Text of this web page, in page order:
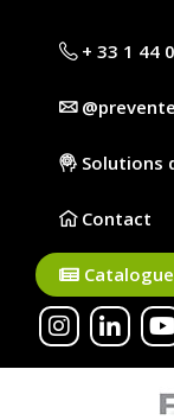
+ 33 1 44
Solutions
Contact